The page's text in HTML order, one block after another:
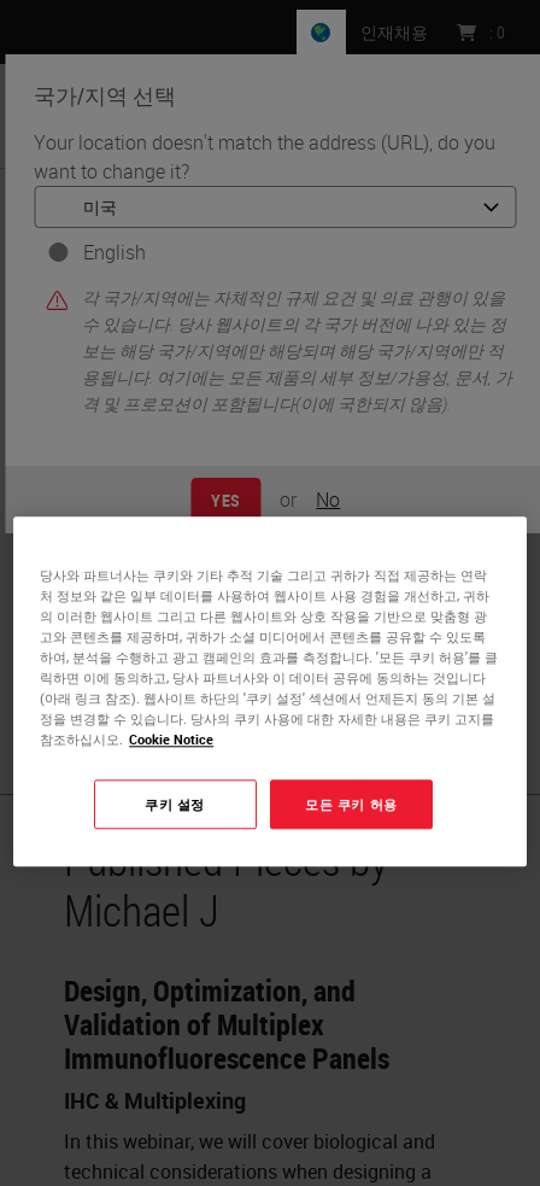
국가/지역 선택
Your location doesn't match the address (URL), do you
want to change it?
English
각 국가/지역에는 자체적인 규제 요건 및 의료 관행이 있을
수 있습니다. 당사 웹사이트의 각 국가 버전에 나와 있는 정
보는 해당 국가/지역에만 해당되며 해당 국가/지역에만 적
용됩니다. 여기에는 모든 제품의 세부 정보/가용성, 문서, 가
격 및 프로모션이 포함됩니다(이에 국한되지 않음).
YES or No
인재채용 : 0
MENU
홈 • Knowledge Pathway • Michael J Surace
Michael J Surace
Scientist II, AstraZeneca
Michael Surace is a scientist at AstraZeneca, where he is
responsible for the design, optimization, and validation of
multiplex IF panels, as well as imaging and image analysis
approaches specifically for the discovery of complex
predictive and prognostic biomarkers for immune
oncology.
Published Pieces by
Michael J
Design, Optimization, and
Validation of Multiplex
Immunofluorescence Panels
IHC & Multiplexing
In this webinar, we will cover biological and
technical considerations when designing a
당사와 파트너사는 쿠키와 기타 추적 기술 그리고 귀하가 직접 제공하는 연락
처 정보와 같은 일부 데이터를 사용하여 웹사이트 사용 경험을 개선하고, 귀하
의 이러한 웹사이트 그리고 다른 웹사이트와 상호 작용을 기반으로 맞춤형 광
고와 콘텐츠를 제공하며, 귀하가 소셜 미디어에서 콘텐츠를 공유할 수 있도록
하여, 분석을 수행하고 광고 캠페인의 효과를 측정합니다. '모든 쿠키 허용'를 클
릭하면 이에 동의하고, 당사 파트너사와 이 데이터 공유에 동의하는 것입니다
(아래 링크 참조). 웹사이트 하단의 '쿠키 설정' 섹션에서 언제든지 동의 기본 설
정을 변경할 수 있습니다. 당사의 쿠키 사용에 대한 자세한 내용은 쿠키 고지를
참조하십시오. Cookie Notice
쿠키 설정 모든 쿠키 허용